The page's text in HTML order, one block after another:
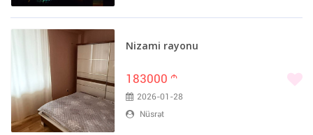
Nizami rayonu
183000 m
2026-01-28
Nüsrət